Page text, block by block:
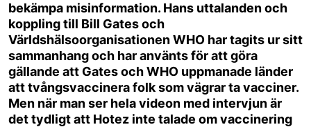
bekämpa misinformation. Hans uttalanden och
koppling till Bill Gates och
Världshälsoorganisationen WHO har tagits ur sitt
sammanhang och har använts för att göra
gällande att Gates och WHO uppmanade länder
att tvångsvaccinera folk som vägrar ta vacciner.
Men när man ser hela videon med intervjun är
det tydligt att Hotez inte talade om vaccinering